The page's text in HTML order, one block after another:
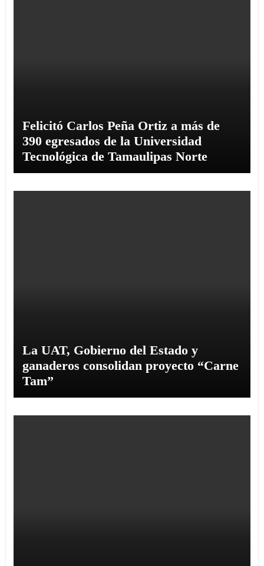
Felicitó Carlos Peña Ortiz a más de
390 egresados de la Universidad
Tecnológica de Tamaulipas Norte
La UAT, Gobierno del Estado y
ganaderos consolidan proyecto “Carne
Tam”